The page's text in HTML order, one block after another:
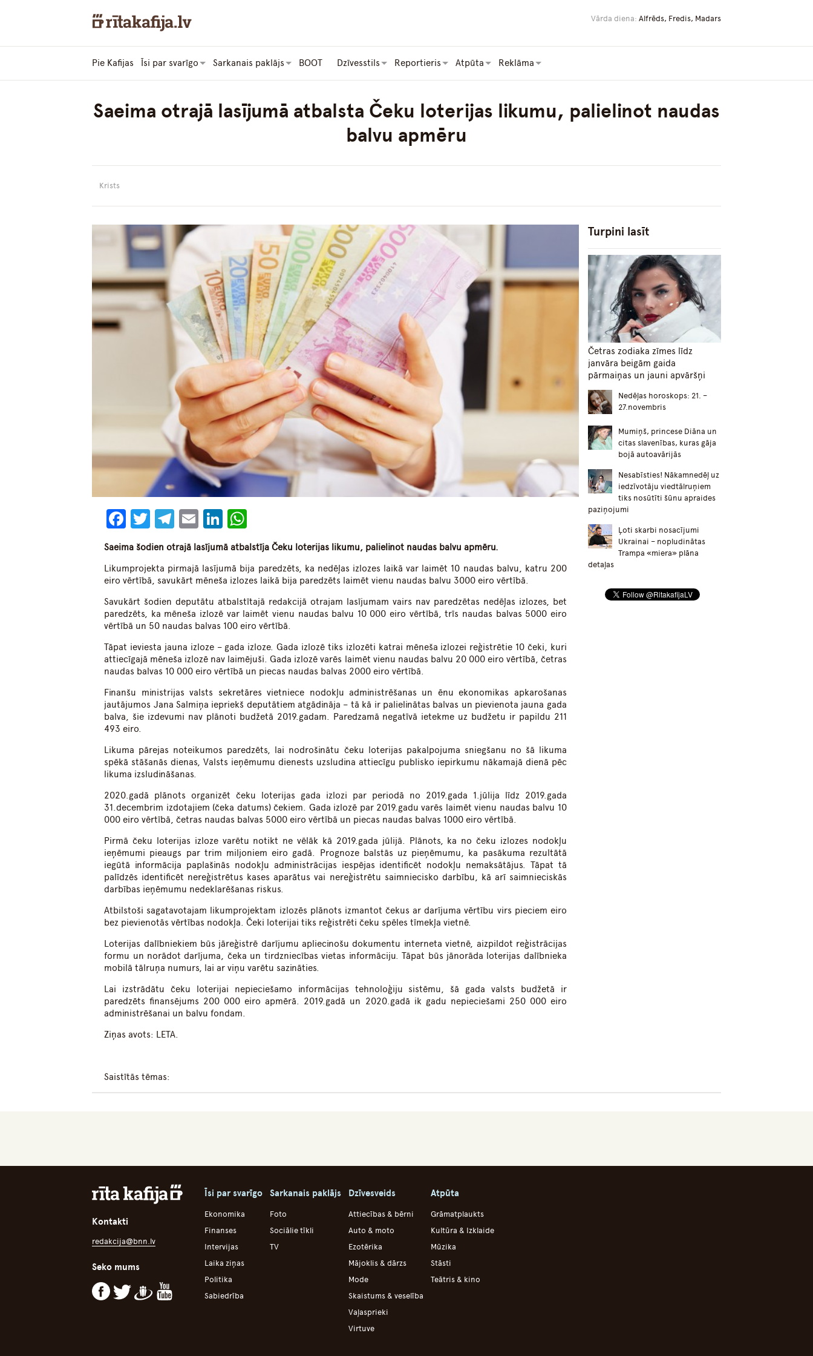
Vārda diena: Alfrēds, Fredis, Madars
Pie Kafijas Īsi par svarīgo Sarkanais paklājs BOOT Dzīvesstils Reportieris Atpūta Reklāma
Saeima otrajā lasījumā atbalsta Čeku loterijas likumu, palielinot naudas
balvu apmēru
Krists
Facebook
Twitter
Telegram
EmailLinkedIn
Saeima šodien otrajā lasījumā atbalstīja Čeku loterijas likumu, palielinot naudas balvu apmēru.
Likumprojekta pirmajā lasījumā bija paredzēts, ka nedēļas izlozes laikā var laimēt 10 naudas balvu, katru 200
eiro vērtībā, savukārt mēneša izlozes laikā bija paredzēts laimēt vienu naudas balvu 3000 eiro vērtībā.
Savukārt šodien deputātu atbalstītajā redakcijā otrajam lasījumam vairs nav paredzētas nedēļas izlozes, bet
paredzēts, ka mēneša izlozē var laimēt vienu naudas balvu 10 000 eiro vērtībā, trīs naudas balvas 5000 eiro
vērtībā un 50 naudas balvas 100 eiro vērtībā.
Tāpat ieviesta jauna izloze – gada izloze. Gada izlozē tiks izlozēti katrai mēneša izlozei reģistrētie 10 čeki, kuri
attiecīgajā mēneša izlozē nav laimējuši. Gada izlozē varēs laimēt vienu naudas balvu 20 000 eiro vērtībā, četras
naudas balvas 10 000 eiro vērtībā un piecas naudas balvas 2000 eiro vērtībā.
Finanšu ministrijas valsts sekretāres vietniece nodokļu administrēšanas un ēnu ekonomikas apkarošanas
jautājumos Jana Salmiņa iepriekš deputātiem atgādināja – tā kā ir palielinātas balvas un pievienota jauna gada
balva, šie izdevumi nav plānoti budžetā 2019.gadam. Paredzamā negatīvā ietekme uz budžetu ir papildu 211
493 eiro.
Likuma pārejas noteikumos paredzēts, lai nodrošinātu čeku loterijas pakalpojuma sniegšanu no šā likuma
spēkā stāšanās dienas, Valsts ieņēmumu dienests uzsludina attiecīgu publisko iepirkumu nākamajā dienā pēc
likuma izsludināšanas.
2020.gadā plānots organizēt čeku loterijas gada izlozi par periodā no 2019.gada 1.jūlija līdz 2019.gada
31.decembrim izdotajiem (čeka datums) čekiem. Gada izlozē par 2019.gadu varēs laimēt vienu naudas balvu 10
000 eiro vērtībā, četras naudas balvas 5000 eiro vērtībā un piecas naudas balvas 1000 eiro vērtībā.
Pirmā čeku loterijas izloze varētu notikt ne vēlāk kā 2019.gada jūlijā. Plānots, ka no čeku izlozes nodokļu
ieņēmumi pieaugs par trim miljoniem eiro gadā. Prognoze balstās uz pieņēmumu, ka pasākuma rezultātā
iegūtā informācija paplašinās nodokļu administrācijas iespējas identificēt nodokļu nemaksātājus. Tāpat tā
palīdzēs identificēt nereģistrētus kases aparātus vai nereģistrētu saimniecisko darbību, kā arī saimnieciskās
darbības ieņēmumu nedeklarēšanas riskus.
Atbilstoši sagatavotajam likumprojektam izlozēs plānots izmantot čekus ar darījuma vērtību virs pieciem eiro
bez pievienotās vērtības nodokļa. Čeki loterijai tiks reģistrēti čeku spēles tīmekļa vietnē.
Loterijas dalībniekiem būs jāreģistrē darījumu apliecinošu dokumentu interneta vietnē, aizpildot reģistrācijas
formu un norādot darījuma, čeka un tirdzniecības vietas informāciju. Tāpat būs jānorāda loterijas dalībnieka
mobilā tālruņa numurs, lai ar viņu varētu sazināties.
Lai izstrādātu čeku loterijai nepieciešamo informācijas tehnoloģiju sistēmu, šā gada valsts budžetā ir
paredzēts finansējums 200 000 eiro apmērā. 2019.gadā un 2020.gadā ik gadu nepieciešami 250 000 eiro
administrēšanai un balvu fondam.
Ziņas avots: LETA.
Saistītās tēmas:
Turpini lasīt
Četras zodiaka zīmes līdz
janvāra beigām gaida
pārmaiņas un jauni apvāršņi
Nedēļas horoskops: 21. –
27.novembris
Mumiņš, princese Diāna un
citas slavenības, kuras gāja
bojā autoavārijās
Nesabīsties! Nākamnedēļ uz
iedzīvotāju viedtālruņiem
tiks nosūtīti šūnu apraides
paziņojumi
Ļoti skarbi nosacījumi
Ukrainai – nopludinātas
Trampa «miera» plāna
detaļas
Kontakti
redakcija@bnn.lv
Seko mums
Īsi par svarīgo
Ekonomika
Finanses
Intervijas
Laika ziņas
Politika
Sabiedrība
Sarkanais paklājs
Foto
Sociālie tīkli
TV
Dzīvesveids
Attiecības & bērni
Auto & moto
Ezotērika
Mājoklis & dārzs
Mode
Skaistums & veselība
Vaļasprieki
Virtuve
Atpūta
Grāmatplaukts
Kultūra & Izklaide
Mūzika
Stāsti
Teātris & kino